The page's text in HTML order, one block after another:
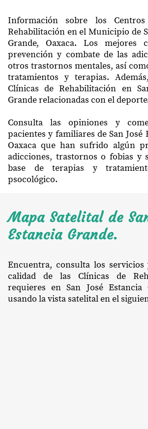
Información sobre los
Rehabilitación en el Municipio de
Grande, Oaxaca. Los mejores
prevención y combate de las
otros trastornos mentales, así
tratamientos y terapias.
Clínicas de Rehabilitación en
Grande relacionadas con el
Consulta las opiniones y
pacientes y familiares de San José
Oaxaca que han sufrido algún
adicciones, trastornos o fobias y
base de terapias y
psocológico.
Mapa Satelital de
Estancia Grande.
Encuentra, consulta los
calidad de las Clínicas de
requieres en San José Estancia
usando la vista satelital en el